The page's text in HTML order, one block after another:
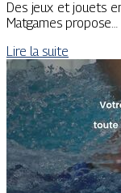
Des jeux et jouets
Matgames propose…
Lire la suite